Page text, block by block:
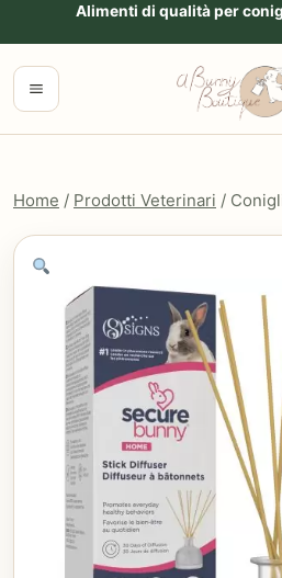
Vai al contenutoAlimenti di qualità per
Menu
Home / Prodotti Veterinari /